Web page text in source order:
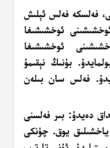
فەلسكە فەلس ئېلىش
ئوخشىشىغا
ئوخشىشىغا
بۇنىڭ نېقىمۇ
فەلس سان بىلەن
دەيدۇ: بىر فەلسنى
يوق. چۈنكى